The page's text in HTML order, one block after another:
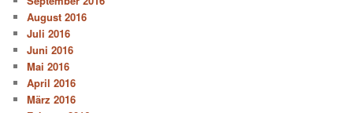
August 2016
Juli 2016
Juni 2016
Mai 2016
April 2016
März 2016